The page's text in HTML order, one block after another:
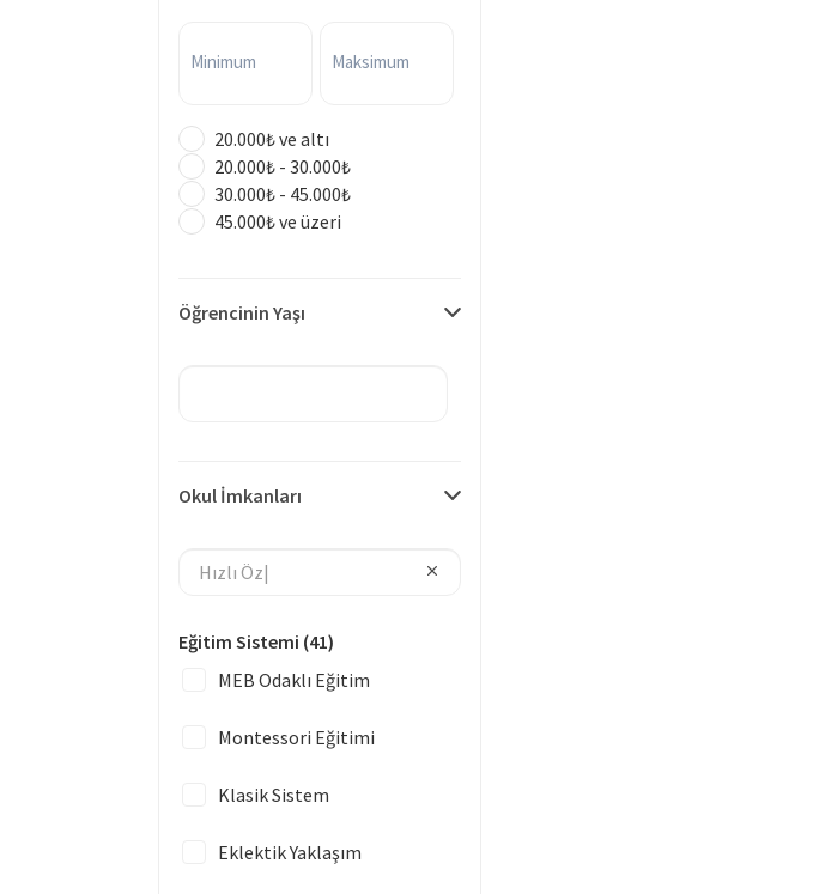
Minimum Maksimum
20.000₺ ve altı
20.000₺ - 30.000₺
30.000₺ - 45.000₺
45.000₺ ve üzeri
Öğrencinin Yaşı
Okul İmkanları
Eğitim Sistemi (41)
MEB Odaklı Eğitim
Montessori Eğitimi
Klasik Sistem
Eklektik Yaklaşım